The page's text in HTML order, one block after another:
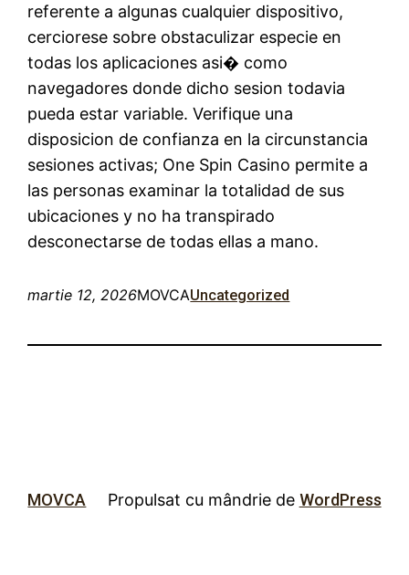
referente a algunas cualquier dispositivo,
cerciorese sobre obstaculizar especie en
todas los aplicaciones asi� como
navegadores donde dicho sesion todavia
pueda estar variable. Verifique una
disposicion de confianza en la circunstancia
sesiones activas; One Spin Casino permite a
las personas examinar la totalidad de sus
ubicaciones y no ha transpirado
desconectarse de todas ellas a mano.
martie 12, 2026MOVCAUncategorized
MOVCA Propulsat cu mândrie de WordPress